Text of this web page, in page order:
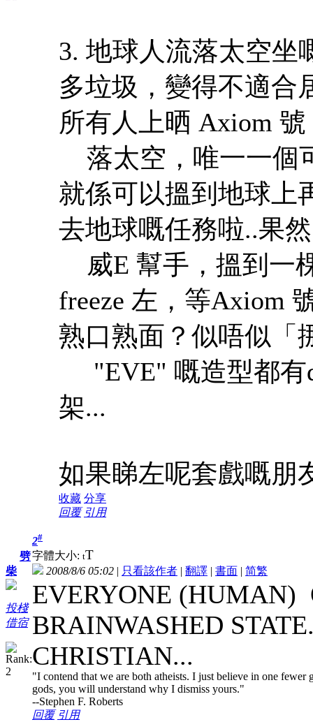
3. 地球人流落太空
多垃圾，變得不適合
所有人上晒 Axiom
落太空，唯一一個
就係可以搵到地球
去地球嘅任務啦..果
威E 幫手，搵到一
freeze 左，等Axiom
熟口熟面？似唔似「
"EVE" 嘅造型都有
架...
如果睇左呢套戲嘅朋
收藏 分享
回覆 引用
劈
柴
投棧
借宿
2#
字體大小: tT
2008/8/6 05:02 | 只看該作者 | 翻譯 | 書面 | 简繁
EVERYONE (HUMAN)
BRAINWASHED
CHRISTIAN...
"I contend that we are both atheists. I just believe in one
gods, you will understand why I dismiss yours."
--Stephen F. Roberts
回覆 引用